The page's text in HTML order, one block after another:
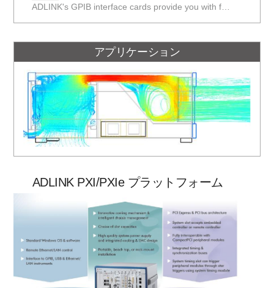
アプリケーション
ADLINK PXI/PXIe プラットフォーム